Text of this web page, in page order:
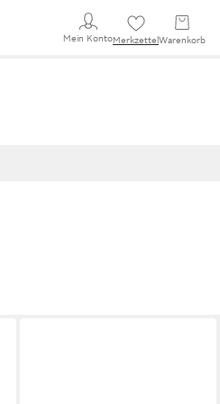
Mein KontoMerkzettel Warenkorb